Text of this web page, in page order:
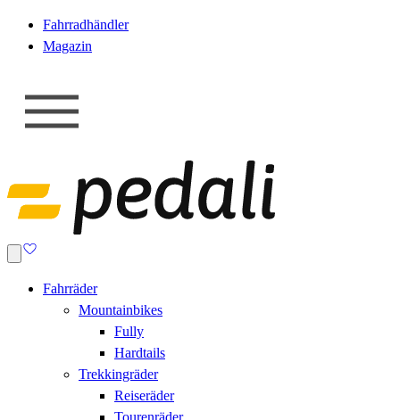
Fahrradhändler
Magazin
Fahrräder
Mountainbikes
Fully
Hardtails
Trekkingräder
Reiseräder
Tourenräder